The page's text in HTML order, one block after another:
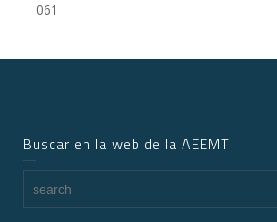
061
Buscar en la web de la AEEMT